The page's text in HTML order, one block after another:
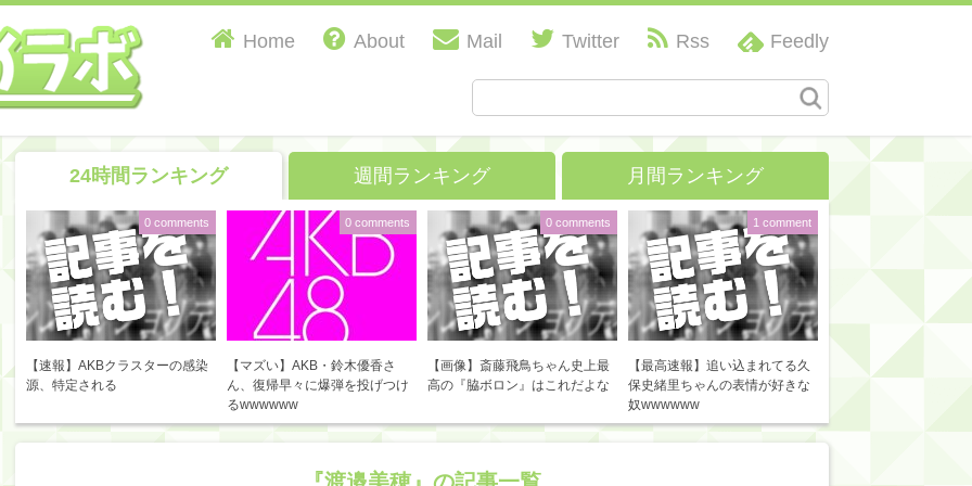
Home About Mail Twitter Rss Feedly
24時間ランキング 週間ランキング 月間ランキング
【速報】AKBクラスターの感染
源、特定される
0 comments
【マズい】AKB・鈴木優香さ
ん、復帰早々に爆弾を投げつけ
るwwwwww
0 comments
【画像】斎藤飛鳥ちゃん史上最
高の『脇ボロン』はこれだよな
0 comments
【最高速報】追い込まれてる久
保史緒里ちゃんの表情が好きな
奴wwwwww
1 comment